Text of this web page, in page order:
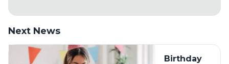
Next News
Birthday